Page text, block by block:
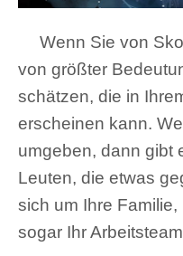
Wenn Sie von
von größter
schätzen, die in
erscheinen kann.
umgeben, dann gibt
Leuten, die etwas
sich um Ihre
sogar Ihr